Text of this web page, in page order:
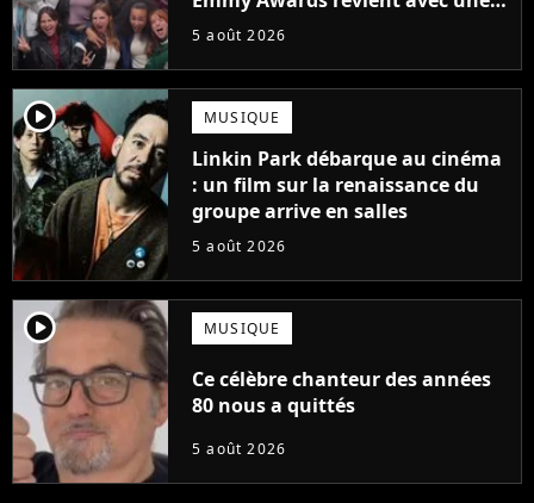
suite... totalement différente
5 août 2026
player2 MUSIQUE
Linkin Park débarque au cinéma
: un film sur la renaissance du
groupe arrive en salles
5 août 2026
player2 MUSIQUE
Ce célèbre chanteur des années
80 nous a quittés
5 août 2026